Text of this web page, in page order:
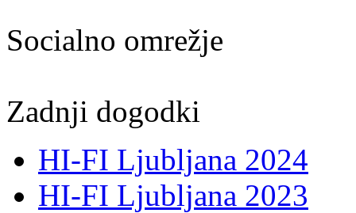
Socialno omrežje
Zadnji dogodki
HI-FI Ljubljana 2024
HI-FI Ljubljana 2023